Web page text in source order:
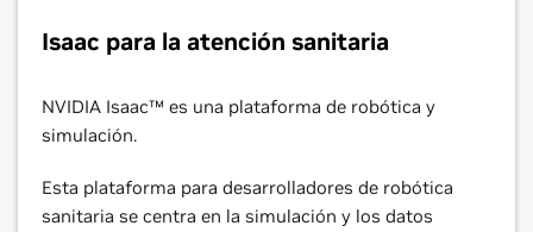
Isaac para la atención sanitaria
NVIDIA Isaac™ es una plataforma de robótica y
simulación.
Esta plataforma para desarrolladores de robótica
sanitaria se centra en la simulación y los datos